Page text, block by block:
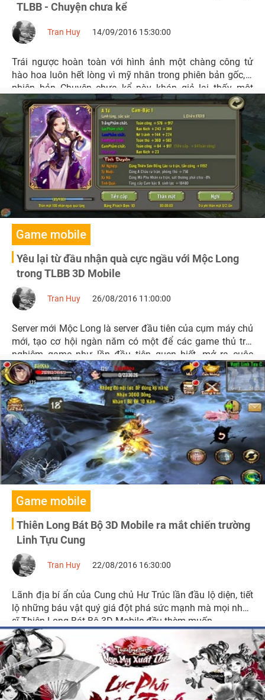
TLBB - Chuyện chưa kể
Tran Huy 14/09/2016 15:30:00
Trái ngược hoàn toàn với hình ảnh một chàng công tử
hào hoa luôn hết lòng vì mỹ nhân trong phiên bản gốc, ở
phiên bản Chuyện chưa kể này khán giả lại thấy một
Đoàn Dự hoàn toàn khác.
Game mobile
Yêu lại từ đầu nhận quà cực ngầu với Mộc Long
trong TLBB 3D Mobile
Tran Huy 26/08/2016 11:00:00
Server mới Mộc Long là server đầu tiên của cụm máy chủ
mới, tạo cơ hội ngàn năm có một để các game thủ trải
nghiệm game như lần đầu tiên quen biết, mở ra cuộc
chiến liên server công bằng hơn .
Game mobile
Thiên Long Bát Bộ 3D Mobile ra mắt chiến trường
Linh Tựu Cung
Tran Huy 22/08/2016 16:30:00
Lãnh địa bí ẩn của Cung chủ Hư Trúc lần đầu lộ diện, tiết
lộ những báu vật quý giá đột phá sức mạnh mà mọi nhân
sĩ Thiên Long Bát Bộ 3D Mobile đều thèm muốn.